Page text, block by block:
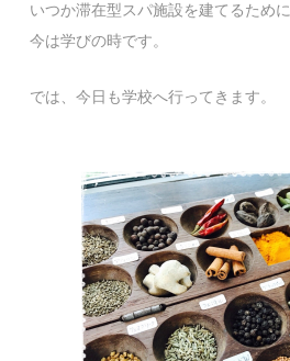
いつか滞在型スパ施設を建てるために
今は学びの時です。
では、今日も学校へ行ってきます。